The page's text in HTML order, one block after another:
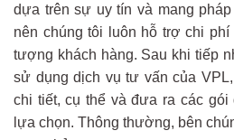
dựa trên sự uy tín và mang
nên chúng tôi luôn hỗ trợ chi
tượng khách hàng. Sau khi tiếp
sử dụng dịch vụ tư vấn của
chi tiết, cụ thể và đưa ra các gói
lựa chọn. Thông thường, bên